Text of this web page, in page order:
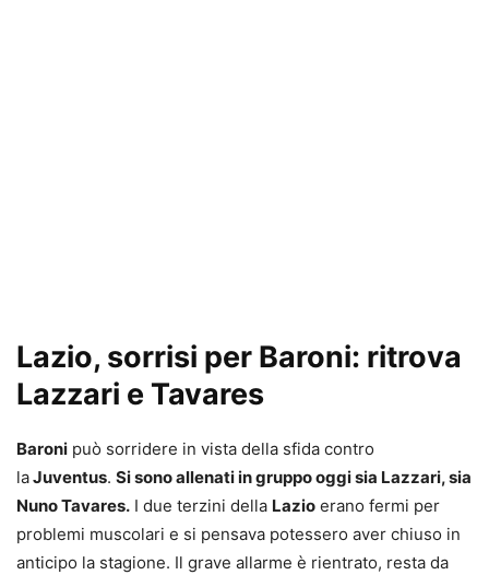
Lazio, sorrisi per Baroni: ritrova
Lazzari e Tavares
Baroni può sorridere in vista della sfida contro
laJuventus. Si sono allenati in gruppo oggi sia Lazzari, sia
Nuno Tavares. I due terzini della Lazio erano fermi per
problemi muscolari e si pensava potessero aver chiuso in
anticipo la stagione. Il grave allarme è rientrato, resta da